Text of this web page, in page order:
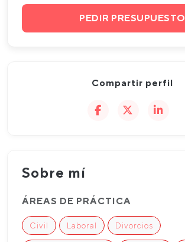
PEDIR PRESUPUESTO
Compartir perfil
Sobre mí
ÁREAS DE PRÁCTICA
Civil Laboral Divorcios